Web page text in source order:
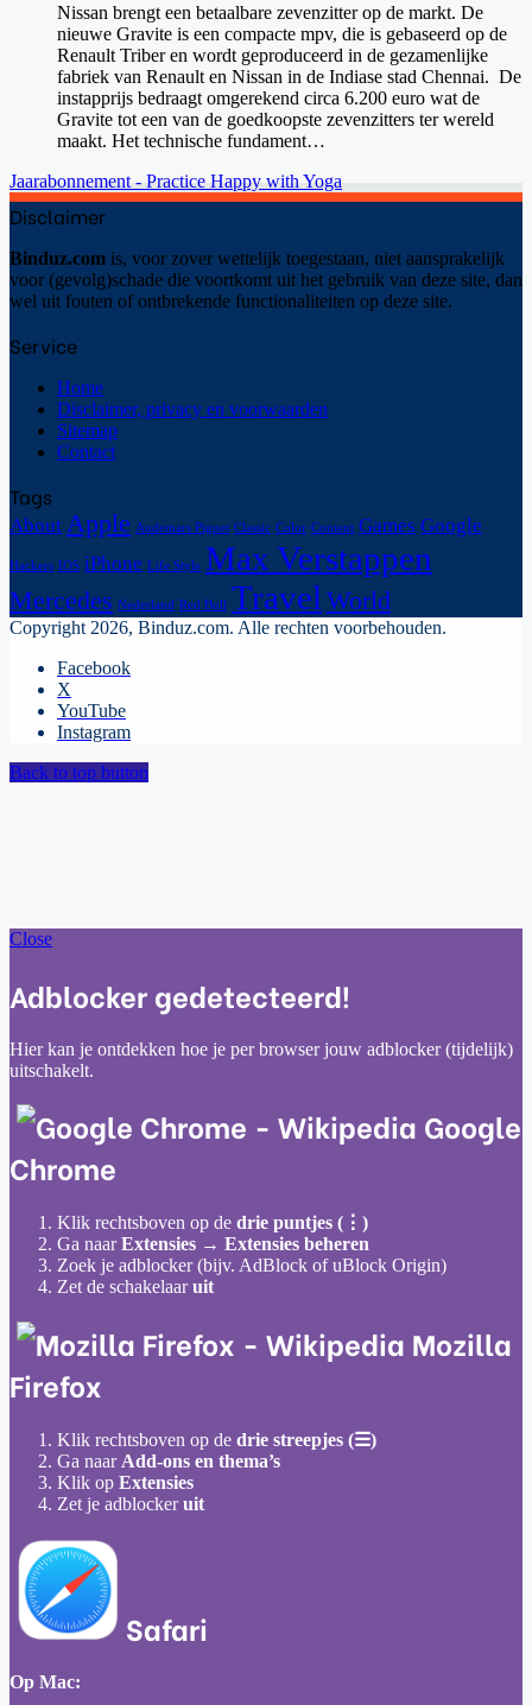
Nissan brengt een betaalbare zevenzitter op de markt. De
nieuwe Gravite is een compacte mpv, die is gebaseerd op de
Renault Triber en wordt geproduceerd in de gezamenlijke
fabriek van Renault en Nissan in de Indiase stad Chennai. De
instapprijs bedraagt omgerekend circa 6.200 euro wat de
Gravite tot een van de goedkoopste zevenzitters ter wereld
maakt. Het technische fundament…
Jaarabonnement - Practice Happy with Yoga
Disclaimer
Binduz.com is, voor zover wettelijk toegestaan, niet aansprakelijk
voor (gevolg)schade die voortkomt uit het gebruik van deze site, dan
wel uit fouten of ontbrekende functionaliteiten op deze site.
Service
Home
Disclaimer, privacy en voorwaarden
Sitemap
Contact
Tags
About Apple Audemars Piguet Classic Color Content Games Google
Hackers IOS iPhone Life Style Max Verstappen
Mercedes Nederland Red Bull Travel World
Copyright 2026, Binduz.com. Alle rechten voorbehouden.
Facebook
X
YouTube
Instagram
Back to top button
Close
Adblocker gedetecteerd!
Hier kan je ontdekken hoe je per browser jouw adblocker (tijdelijk)
uitschakelt.
Google
Chrome
Klik rechtsboven op de drie puntjes (⋮)
Ga naarExtensies → Extensies beheren
Zoek je adblocker (bijv. AdBlock of uBlock Origin)
Zet de schakelaaruit
Mozilla
Firefox
Klik rechtsboven op de drie streepjes (☰)
Ga naar Add-ons en thema’s
Klik op Extensies
Zet je adblockeruit
Safari
Op Mac: